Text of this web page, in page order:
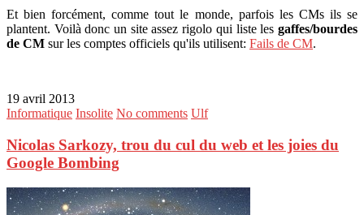
Et bien forcément, comme tout le monde, parfois les CMs ils se
plantent. Voilà donc un site assez rigolo qui liste les gaffes/bourdes
de CM sur les comptes officiels qu'ils utilisent: Fails de CM.
19 avril 2013
Informatique Insolite No comments Ulf
Nicolas Sarkozy, trou du cul du web et les joies du
Google Bombing